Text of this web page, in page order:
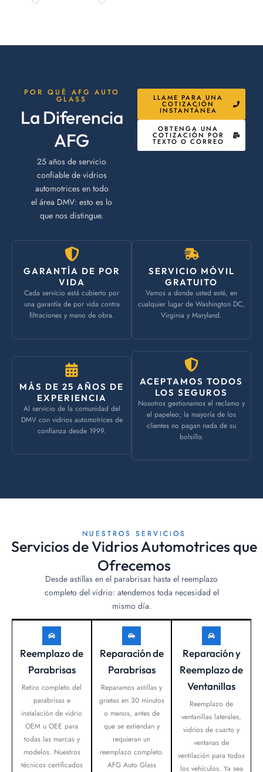
POR QUÉ AFG AUTO
GLASS
La Diferencia
AFG
25 años de servicio
confiable de vidrios
automotrices en todo
el área DMV: esto es lo
que nos distingue.
LLAME PARA UNA
COTIZACIÓN
INSTANTÁNEA
OBTENGA UNA
COTIZACIÓN POR
TEXTO O CORREO
GARANTÍA DE POR
VIDA
Cada servicio está cubierto por
una garantía de por vida contra
filtraciones y mano de obra.
SERVICIO MÓVIL
GRATUITO
Vamos a donde usted esté, en
cualquier lugar de Washington DC,
Virginia y Maryland.
MÁS DE 25 AÑOS DE
EXPERIENCIA
Al servicio de la comunidad del
DMV con vidrios automotrices de
confianza desde 1999.
ACEPTAMOS TODOS
LOS SEGUROS
Nosotros gestionamos el reclamo y
el papeleo; la mayoría de los
clientes no pagan nada de su
bolsillo.
NUESTROS SERVICIOS
Servicios de Vidrios Automotrices que
Ofrecemos
Desde astillas en el parabrisas hasta el reemplazo
completo del vidrio: atendemos toda necesidad el
mismo día.
Reemplazo de
Parabrisas
Retiro completo del
parabrisas e
instalación de vidrio
OEM u OEE para
todas las marcas y
modelos. Nuestros
técnicos certificados
Reparación de
Parabrisas
Reparamos astillas y
grietas en 30 minutos
o menos, antes de
que se extiendan y
requieran un
reemplazo completo.
AFG Auto Glass
Reparación y
Reemplazo de
Ventanillas
Reemplazo de
ventanillas laterales,
vidrios de cuarto y
ventanas de
ventilación para todos
los vehículos. Ya sea